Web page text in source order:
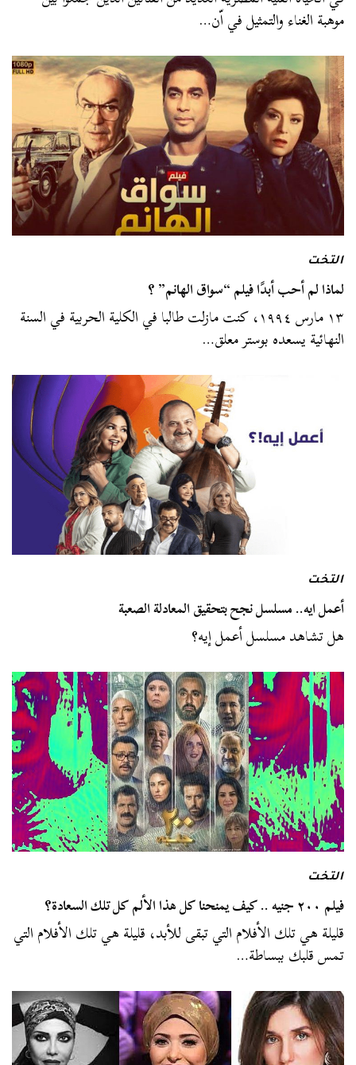
موهبة الغناء والتمثيل في اّن…
التخت
لماذا لم أحب أبدًا فيلم “سواق الهانم” ؟
١٣ مارس ١٩٩٤، كنت مازلت طالبا في الكلية الحربية في السنة
النهائية يسعده بوستر معلق…
التخت
أعمل ايه.. مسلسل نجح بتحقيق المعادلة الصعبة
هل تشاهد مسلسل أعمل إيه؟
التخت
فيلم ٢٠٠ جنيه .. كيف يمنحنا كل هذا الألم كل تلك السعادة؟
قليلة هي تلك الأفلام التي تبقى للأبد، قليلة هي تلك الأفلام التي
تمس قلبك ببساطة…